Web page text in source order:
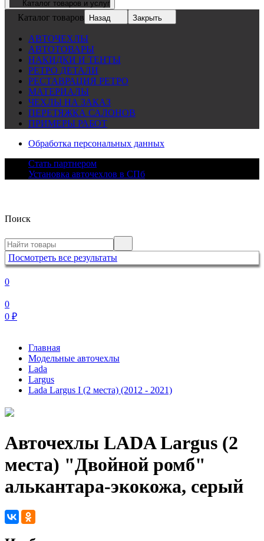
Каталог товаров и услуг
Каталог товаров Назад Закрыть
АВТОЧЕХЛЫ
АВТОТОВАРЫ
НАКИДКИ И ТЕНТЫ
РЕТРО ДЕТАЛИ
РЕСТАВРАЦИЯ РЕТРО
МАТЕРИАЛЫ
ЧЕХЛЫ НА ЗАКАЗ
ПЕРЕТЯЖКА САЛОНОВ
ПРИМЕРЫ РАБОТ
Обработка персональных данных
Стать партнером
Установка авточехлов в СПб
Поиск
Посмотреть все результаты
0
0
0 ₽
Главная
Модельные авточехлы
Lada
Largus
Lada Largus I (2 места) (2012 - 2021)
Авточехлы LADA Largus (2
места) "Двойной ромб"
алькантара-экокожа, серый